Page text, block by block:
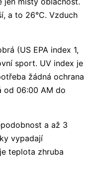
a to 26°C. Vzduch
(US EPA index 1,
sport. UV index je
žádná ochrana
od 06:00 AM do
a až 3
vypadají
teplota zhruba